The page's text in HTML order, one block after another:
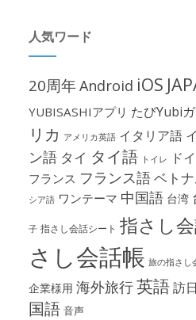
人気ワード
20周年Android iOS
YUBISASHIアプリ たびYubi
リカ アメリカ英語 イタリア語
ン語 タイ タイ語 トイレ ド
フランス フランス語ベト
シア語 ワンテーマ 中国語 台湾
子 指さし会話シート 指さし
さし会話帳 旅の指さし
企業様用 海外旅行英語訪
国語 音声